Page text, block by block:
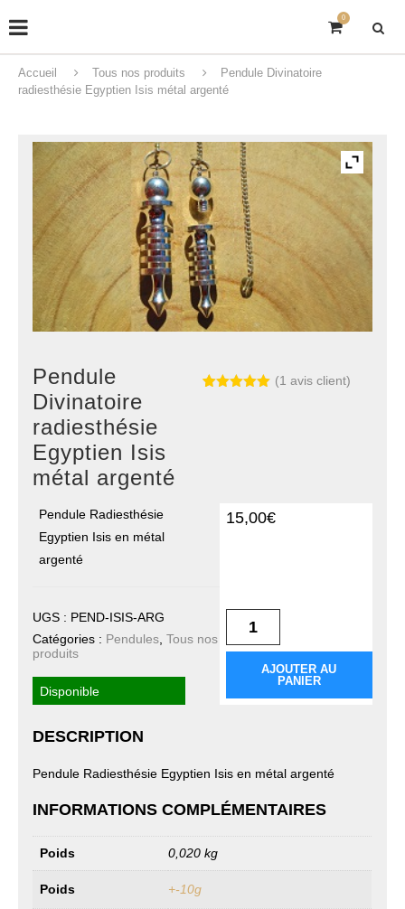
0
Accueil Tous nos produits
Pendule Divinatoire
radiesthésie Egyptien Isis métal argenté
Pendule
Divinatoire
radiesthésie
Egyptien Isis
métal argenté
(1 avis client)
15,00€
Pendule Radiesthésie
Egyptien Isis en métal
argenté
AJOUTER AU
PANIER
UGS : PEND-ISIS-ARG
Catégories : Pendules,Tous nos
produits
Disponible
DESCRIPTION
Pendule Radiesthésie Egyptien Isis en métal argenté
INFORMATIONS COMPLÉMENTAIRES
Poids 0,020 kg
Poids +-10g